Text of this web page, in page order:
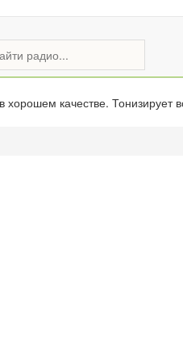
качестве. Тонизирует